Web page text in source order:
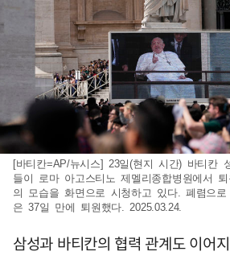
[바티칸=AP/뉴시스] 23일(현지 시간) 바티칸
들이 로마 아고스티노 제멜리종합병원에서
의 모습을 화면으로 시청하고 있다. 폐렴으
은 37일 만에 퇴원했다. 2025.03.24.
삼성과 바티칸의 협력 관계도 이어